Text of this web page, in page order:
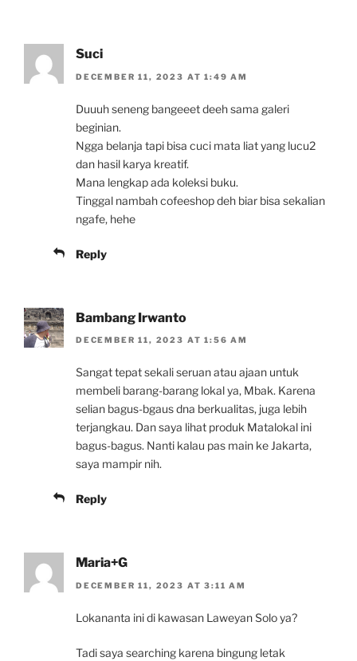
Suci
DECEMBER 11, 2023 AT 1:49 AM
Duuuh seneng bangeeet deeh sama galeri
beginian.
Ngga belanja tapi bisa cuci mata liat yang lucu2
dan hasil karya kreatif.
Mana lengkap ada koleksi buku.
Tinggal nambah cofeeshop deh biar bisa sekalian
ngafe, hehe
Reply
Bambang Irwanto
DECEMBER 11, 2023 AT 1:56 AM
Sangat tepat sekali seruan atau ajaan untuk
membeli barang-barang lokal ya, Mbak. Karena
selian bagus-bgaus dna berkualitas, juga lebih
terjangkau. Dan saya lihat produk Matalokal ini
bagus-bagus. Nanti kalau pas main ke Jakarta,
saya mampir nih.
Reply
Maria+G
DECEMBER 11, 2023 AT 3:11 AM
Lokananta ini di kawasan Laweyan Solo ya?
Tadi saya searching karena bingung letak